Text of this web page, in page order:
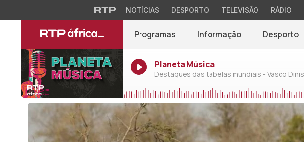
NOTÍCIAS DESPORTO TELEVISÃO RÁDIO
Programas Informação Desporto
Planeta Música
Destaques das tabelas mundiais - Vasco Dinis